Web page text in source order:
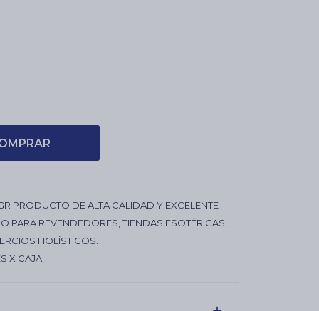
PRODUCTO DE ALTA CALIDAD Y EXCELENTE
PARA REVENDEDORES, TIENDAS ESOTÉRICAS,
HOLÍSTICOS.
X CAJA